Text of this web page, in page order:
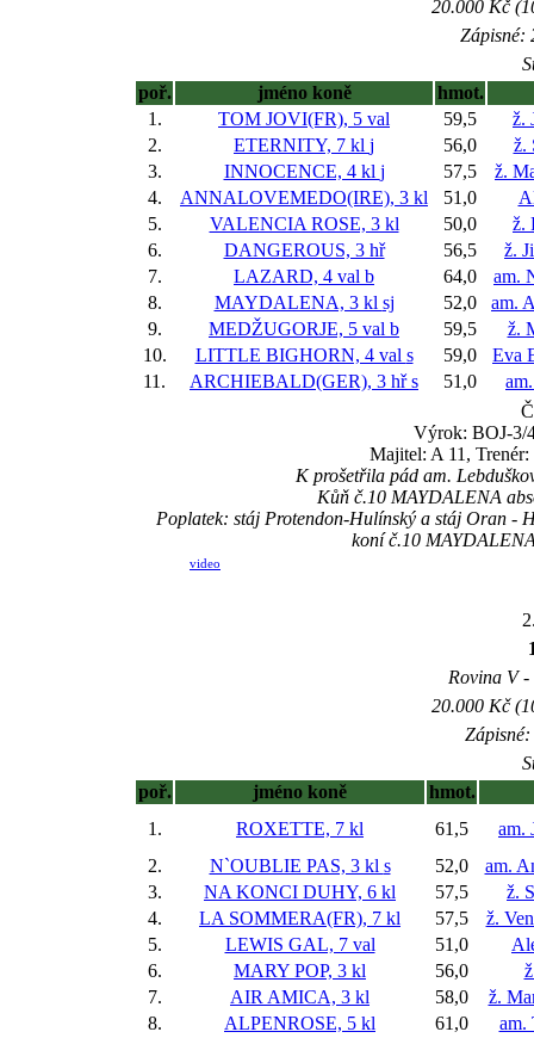
20.000 Kč
Zápisné:
poř.
jméno koně
hmot.
1.
TOM JOVI(FR), 5 val 59,5
ž.
2.
ETERNITY, 7 kl j 56,0
ž.
3.
INNOCENCE, 4 kl j 57,5
ž.
4.
ANNALOVEMEDO(IRE), 3 kl 51,0
5.
VALENCIA ROSE, 3 kl 50,0
ž.
6.
DANGEROUS, 3 hř 56,5
ž.
7.
LAZARD, 4 val b 64,0
am.
8.
MAYDALENA, 3 kl sj 52,0
am.
9.
MEDŽUGORJE, 5 val b 59,5
ž.
10.
LITTLE BIGHORN, 4 val s 59,0
Eva
11.
ARCHIEBALD(GER), 3 hřs 51,0
Výrok: BOJ-3/
Majitel: A 11,
K prošetřila pád am.
Kůň č.10 MAYDALENA
Poplatek: stáj Protendon-Hulínský a stáj Oran -
koní č.10
video
Rovina V
20.000 Kč
poř.
jméno koně
hmot.
1.
ROXETTE, 7 kl 61,5
am.
2.
N`OUBLIE PAS, 3 kl s 52,0
am.
3.
NA KONCI DUHY, 6 kl 57,5
ž.
4.
LA SOMMERA(FR), 7 kl 57,5
ž.
5.
LEWIS GAL, 7 val 51,0
6.
MARY POP, 3 kl 56,0
7.
AIR AMICA, 3 kl 58,0
ž.
8.
ALPENROSE, 5 kl 61,0
am.